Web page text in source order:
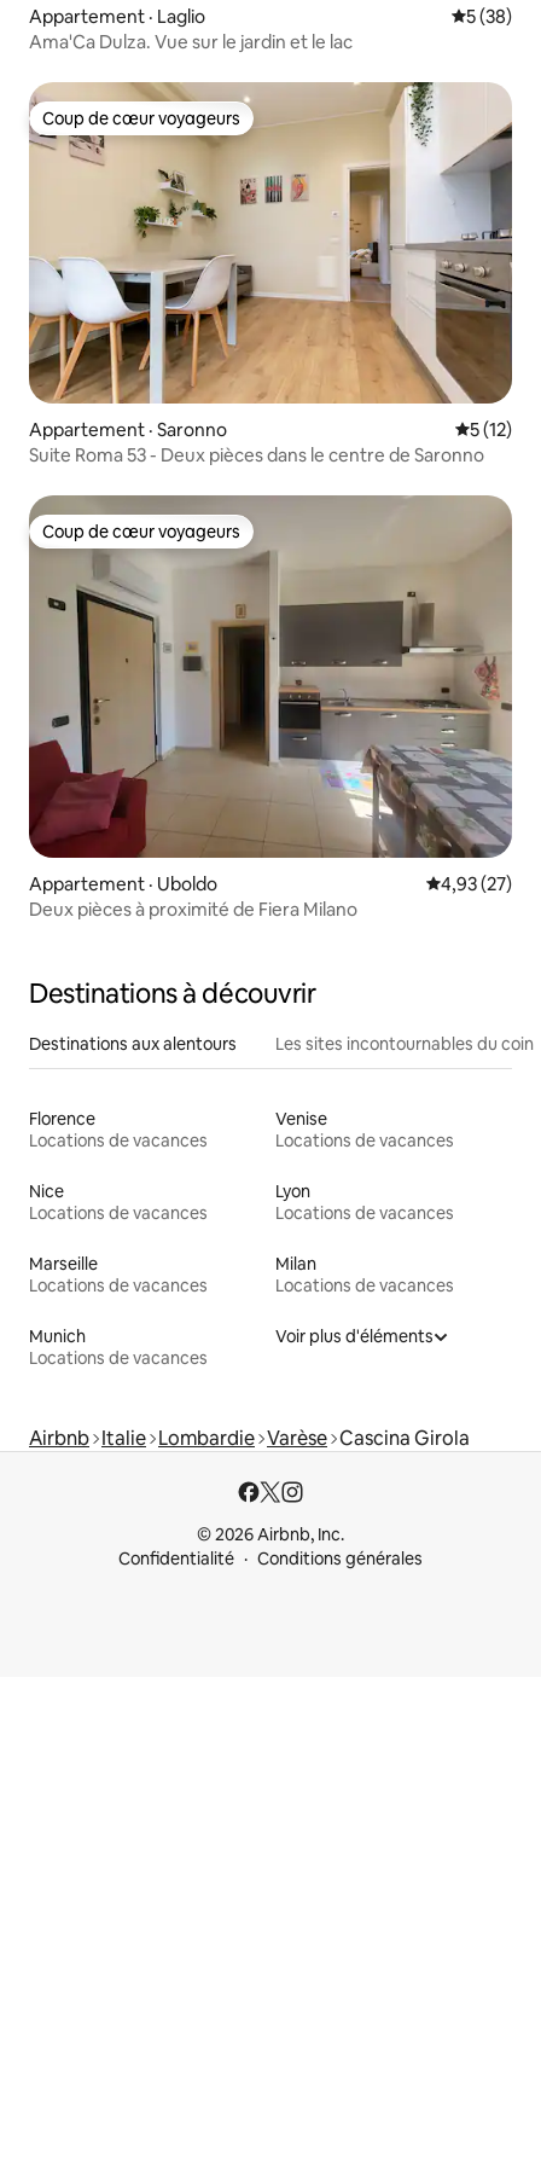
Appartement · Laglio Note
5 (38)
Ama'Ca Dulza. Vue sur le jardin et le lac
Coup de cœur voyageurs
Coup de cœur voyageurs
Appartement · Saronno Note
5 (12)
Suite Roma 53 - Deux pièces dans le centre de Saronno
Coup de cœur voyageurs
Coup de cœur voyageurs
Appartement · Uboldo Note
4,93 (27)
Deux pièces à proximité de Fiera Milano
Destinations à découvrir
Destinations aux alentours Les sites incontournables du coin
Florence
Locations de vacances
Venise
Locations de vacances
Nice
Locations de vacances
Lyon
Locations de vacances
Marseille
Locations de vacances
Milan
Locations de vacances
Munich
Locations de vacances
Voir plus d'éléments
Airbnb Italie Lombardie Varèse Cascina Girola
© 2026 Airbnb, Inc.
Confidentialité
Conditions générales